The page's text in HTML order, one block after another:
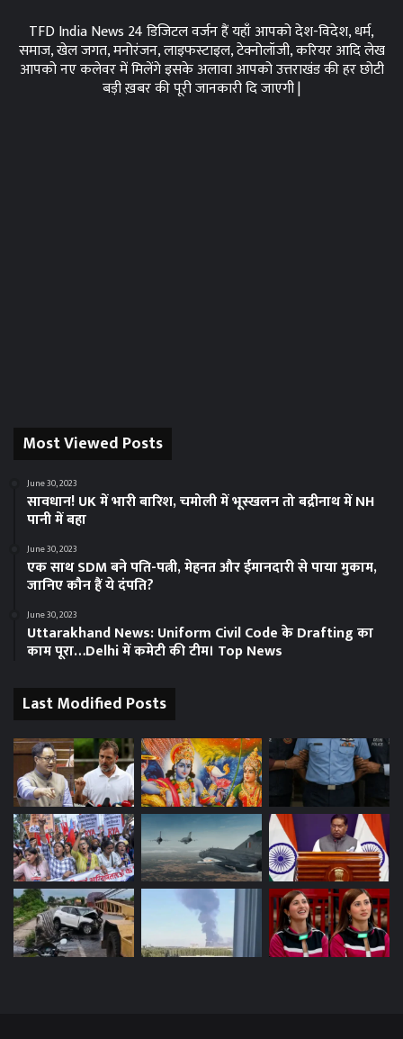
TFD India News 24 डिजिटल वर्जन हैं यहाँ आपको देश-विदेश, धर्म,
समाज, खेल जगत, मनोरंजन, लाइफस्टाइल, टेक्नोलॉजी, करियर आदि लेख
आपको नए कलेवर में मिलेंगे इसके अलावा आपको उत्तराखंड की हर छोटी
बड़ी ख़बर की पूरी जानकारी दि जाएगी |
Most Viewed Posts
June 30, 2023
सावधान! UK में भारी बारिश, चमोली में भूस्‍खलन तो बद्रीनाथ में NH
पानी में बहा
June 30, 2023
एक साथ SDM बने पति-पत्नी, मेहनत और ईमानदारी से पाया मुकाम,
जानिए कौन हैं ये दंपति?
June 30, 2023
Uttarakhand News: Uniform Civil Code के Drafting का
काम पूरा…Delhi में कमेटी की टीम। Top News
Last Modified Posts